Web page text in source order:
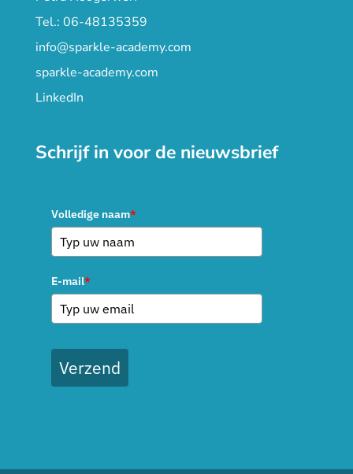
Tel.: 06-48135359
info@sparkle-academy.com
sparkle-academy.com
LinkedIn
Schrijf in voor de nieuwsbrief
Volledige naam*
E-mail*
Verzend